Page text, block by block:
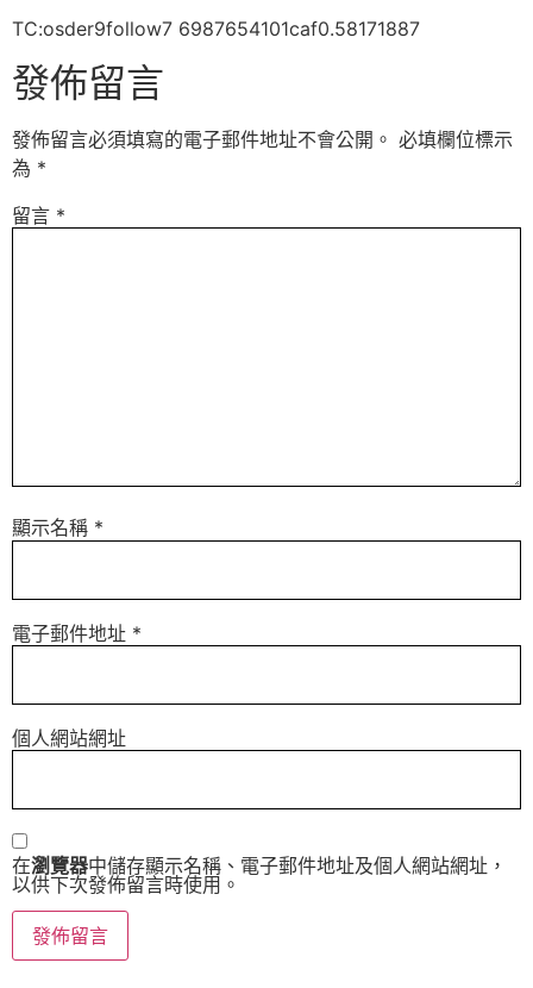
TC:osder9follow7 6987654101caf0.58171887
發佈留言
發佈留言必須填寫的電子郵件地址不會公開。 必填欄位標示
為 *
留言 *
顯示名稱 *
電子郵件地址 *
個人網站網址
在瀏覽器中儲存顯示名稱、電子郵件地址及個人網站網址，
以供下次發佈留言時使用。